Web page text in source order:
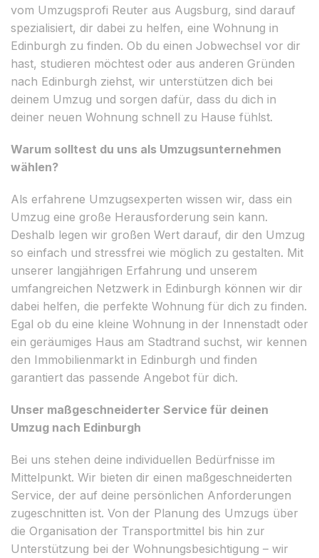
vom Umzugsprofi Reuter aus Augsburg, sind darauf
spezialisiert, dir dabei zu helfen, eine Wohnung in
Edinburgh zu finden. Ob du einen Jobwechsel vor dir
hast, studieren möchtest oder aus anderen Gründen
nach Edinburgh ziehst, wir unterstützen dich bei
deinem Umzug und sorgen dafür, dass du dich in
deiner neuen Wohnung schnell zu Hause fühlst.
Warum solltest du uns als Umzugsunternehmen
wählen?
Als erfahrene Umzugsexperten wissen wir, dass ein
Umzug eine große Herausforderung sein kann.
Deshalb legen wir großen Wert darauf, dir den Umzug
so einfach und stressfrei wie möglich zu gestalten. Mit
unserer langjährigen Erfahrung und unserem
umfangreichen Netzwerk in Edinburgh können wir dir
dabei helfen, die perfekte Wohnung für dich zu finden.
Egal ob du eine kleine Wohnung in der Innenstadt oder
ein geräumiges Haus am Stadtrand suchst, wir kennen
den Immobilienmarkt in Edinburgh und finden
garantiert das passende Angebot für dich.
Unser maßgeschneiderter Service für deinen
Umzug nach Edinburgh
Bei uns stehen deine individuellen Bedürfnisse im
Mittelpunkt. Wir bieten dir einen maßgeschneiderten
Service, der auf deine persönlichen Anforderungen
zugeschnitten ist. Von der Planung des Umzugs über
die Organisation der Transportmittel bis hin zur
Unterstützung bei der Wohnungsbesichtigung – wir